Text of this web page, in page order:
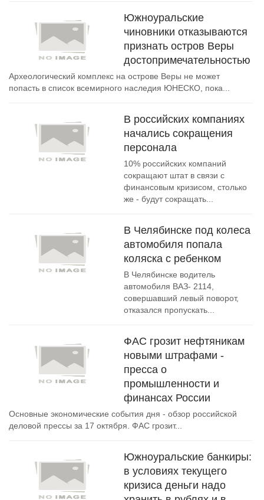
Южноуральские
чиновники отказываются
признать остров Веры
достопримечательностью
Археологический комплекс на острове Веры не может
попасть в список всемирного наследия ЮНЕСКО, пока...
В российских компаниях
начались сокращения
персонала
10% российских компаний
сокращают штат в связи с
финансовым кризисом, столько
же - будут сокращать...
В Челябинске под колеса
автомобиля попала
коляска с ребенком
В Челябинске водитель
автомобиля ВАЗ- 2114,
совершавший левый поворот,
отказался пропускать...
ФАС грозит нефтяникам
новыми штрафами -
пресса о
промышленности и
финансах России
Основные экономические события дня - обзор российской
деловой прессы за 17 октября. ФАС грозит...
Южноуральские банкиры:
в условиях текущего
кризиса деньги надо